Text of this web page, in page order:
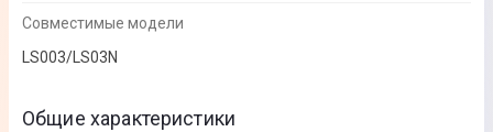
Совместимые модели
LS003/LS03N
Общие характеристики